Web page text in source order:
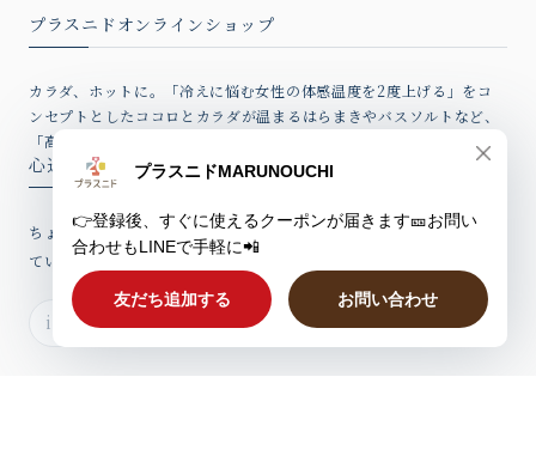
プラスニドオンラインショップ
カラダ、ホットに。「冷えに悩む女性の体感温度を2度上げる」をコ
ンセプトとしたココロとカラダが温まるはらまきやバスソルトなど、
「高品質アイテム」を心込めてお届けしています。
心込めたウィークリーレター
ちょっとしたお話、新製品情報やお得なクーポンを心込めてお届けし
ていますのでぜひご登録ください。